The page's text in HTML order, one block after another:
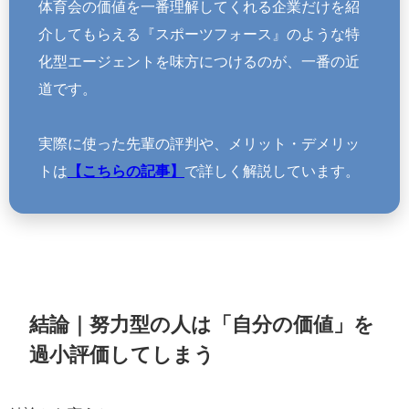
体育会の価値を一番理解してくれる企業だけを紹
介してもらえる『スポーツフォース』のような特
化型エージェントを味方につけるのが、一番の近
道です。
実際に使った先輩の評判や、メリット・デメリッ
トは 【こちらの記事】 で詳しく解説しています。
結論｜努力型の人は「自分の価値」を
過小評価してしまう